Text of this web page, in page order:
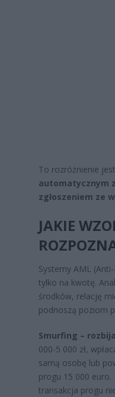
To rozróżnienie
automatycznym
zgłoszeniem ze
JAKIE
Systemy AML
tylko na kwotę.
środków, relację
podnoszą poziom
Smurfing –
000-5 000 zł,
samą osobę lub
progu 15 000
transakcja progu